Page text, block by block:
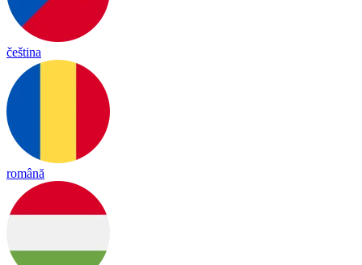
čeština
română